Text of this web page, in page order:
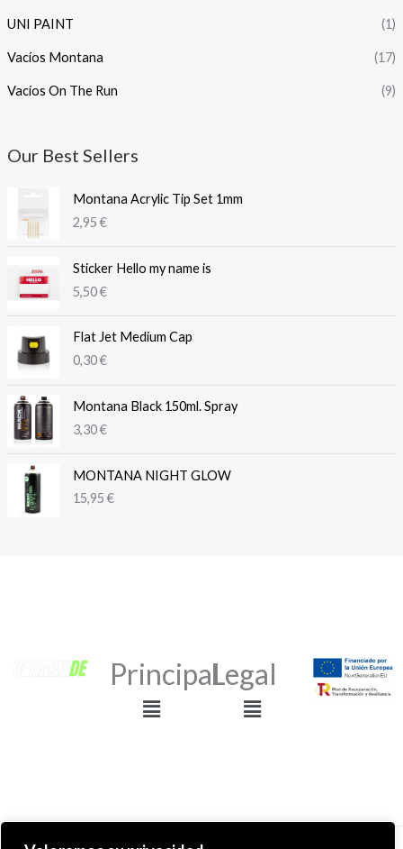
UNI PAINT (1)
Vacíos Montana (17)
Vacíos On The Run (9)
Our Best Sellers
Montana Acrylic Tip Set 1mm
2,95€
Sticker Hello my name is
5,50€
Flat Jet Medium Cap
0,30€
Montana Black 150ml. Spray
3,30€
MONTANA NIGHT GLOW
15,95€
Principal
Menú
Legal
Menú